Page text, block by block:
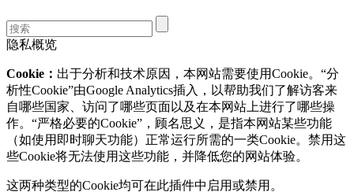
隐私概览
Cookie： 出于分析和技术原因，本网站需要使用Cookie。“分
析性Cookie”由Google Analytics插入，以帮助我们了解访客来
自哪些国家、访问了哪些页面以及在本网站上进行了哪些操
作。“严格必要的Cookie”，顾名思义，是指本网站某些功能
（如使用即时聊天功能）正常运行所需的一类Cookie。禁用这
些Cookie将无法使用这些功能，并降低您的网站体验。
这两种类型的Cookie均可在此插件中启用或禁用。